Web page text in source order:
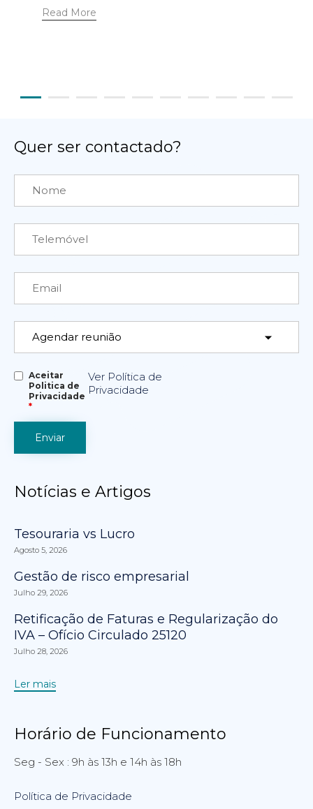
Read More
Quer ser contactado?
Aceitar
Politica de
Privacidade
*
Ver Política de
Privacidade
Notícias e Artigos
Tesouraria vs Lucro
Agosto 5, 2026
Gestão de risco empresarial
Julho 29, 2026
Retificação de Faturas e Regularização do
IVA – Ofício Circulado 25120
Julho 28, 2026
Ler mais
Horário de Funcionamento
Seg - Sex : 9h às 13h e 14h às 18h
Política de Privacidade